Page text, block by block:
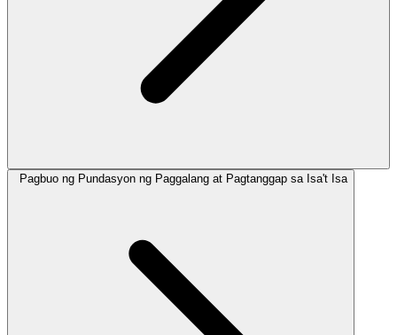
Pagbuo ng Pundasyon ng Paggalang at Pagtanggap sa Isa't Isa